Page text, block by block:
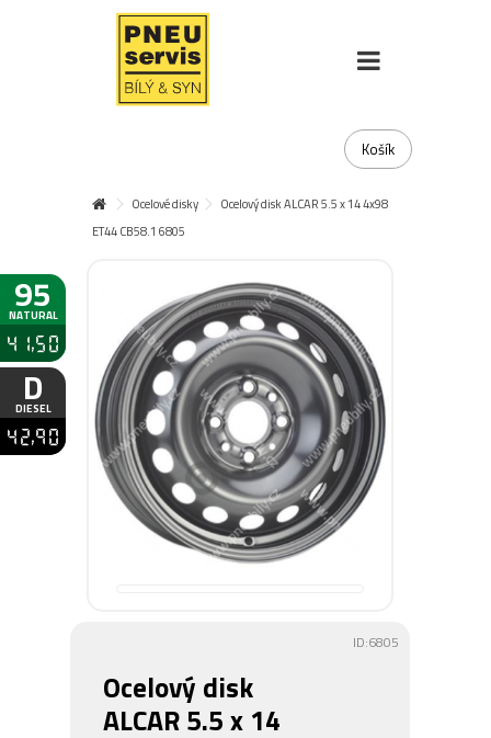
95
NATURAL
41,50
D
DIESEL
42,90
Košík
Ocelové disky
Ocelový disk ALCAR 5.5 x 14 4x98
ET44 CB58.1 6805
ID:6805
Ocelový disk
ALCAR 5.5 x 14